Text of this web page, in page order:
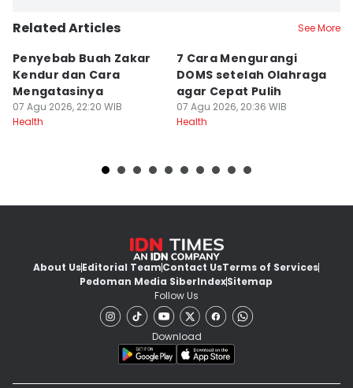
Related Articles See More
Penyebab Buah Zakar
Kendur dan Cara
Mengatasinya
07 Agu 2026, 22:20 WIB
Health
7 Cara Mengurangi
DOMS setelah Olahraga
agar Cepat Pulih
07 Agu 2026, 20:36 WIB
Health
About UsEditorial TeamContact UsTerms of Services
Pedoman Media SiberIndexSitemap
Follow Us
Download